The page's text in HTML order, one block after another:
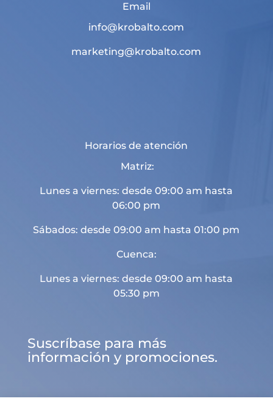
Email
info@krobalto.com
marketing@krobalto.com
Horarios de atención
Matriz:
Lunes a viernes: desde 09:00 am hasta
06:00 pm
Sábados: desde 09:00 am hasta 01:00 pm
Cuenca:
Lunes a viernes: desde 09:00 am hasta
05:30 pm
Suscríbase para más
información y promociones.